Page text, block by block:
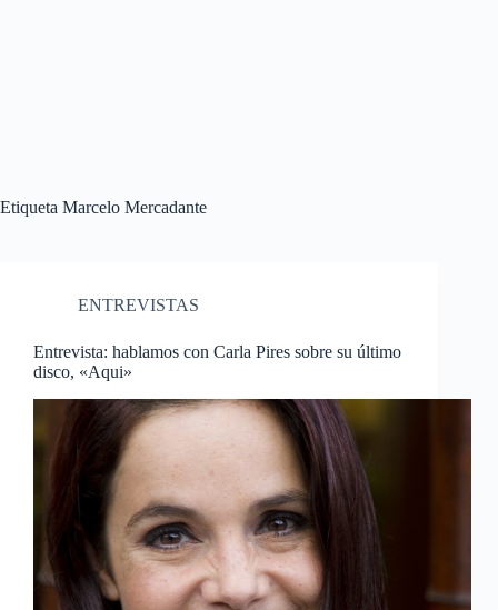
Etiqueta Marcelo Mercadante
ENTREVISTAS
Entrevista: hablamos con Carla Pires sobre su último
disco, «Aqui»